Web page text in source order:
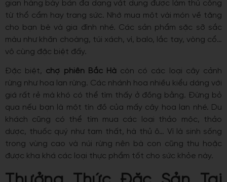
gian hàng bày bán đa dạng vật dụng được làm thủ công
từ thổ cẩm hay trang sức. Nhớ mua một vài món về tặng
cho bạn bè và gia đình nhé. Các sản phẩm sặc sỡ sắc
màu như khăn choàng, túi xách, ví, balo, lắc tay, vòng cổ…
vô cùng đặc biệt đấy.
Đặc biệt, chợ phiên Bắc Hàcòn có các loại cây cảnh
rừng như hoa lan rừng. Các nhánh hoa nhiều kiểu dáng với
giá rất rẻ mà khó có thể tìm thấy ở đồng bằng. Đừng bỏ
qua nếu bạn là một tín đồ của mấy cây hoa lan nhé. Du
khách cũng có thể tìm mua các loại thảo mộc, thảo
dược, thuốc quý như tam thất, hà thủ ô… Vì là sinh sống
trong vùng cao và núi rừng nên bà con cũng thu hoặc
được kha khá các loại thực phẩm tốt cho sức khỏe này.